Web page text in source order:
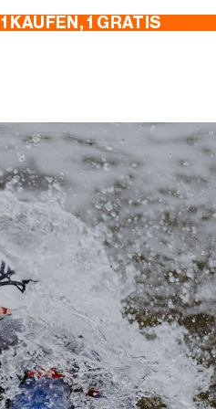
1 KAUFEN, 1 GRATIS